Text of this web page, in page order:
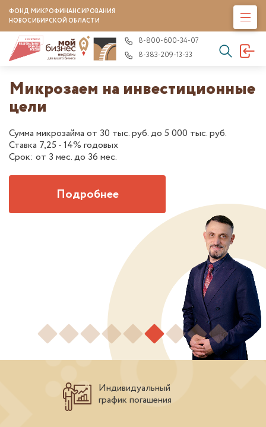
ФОНД МИКРОФИНАНСИРОВАНИЯ
НОВОСИБИРСКОЙ ОБЛАСТИ
8-800-600-34-07
8-383-209-13-33
Микрозаем на инвестиционные
цели
Сумма микрозайма от 30 тыс. руб. до 5 000 тыс. руб.
Ставка 7,25 - 14% годовых
Срок: от 3 мес. до 36 мес.
Подробнее
Индивидуальный
график погашения